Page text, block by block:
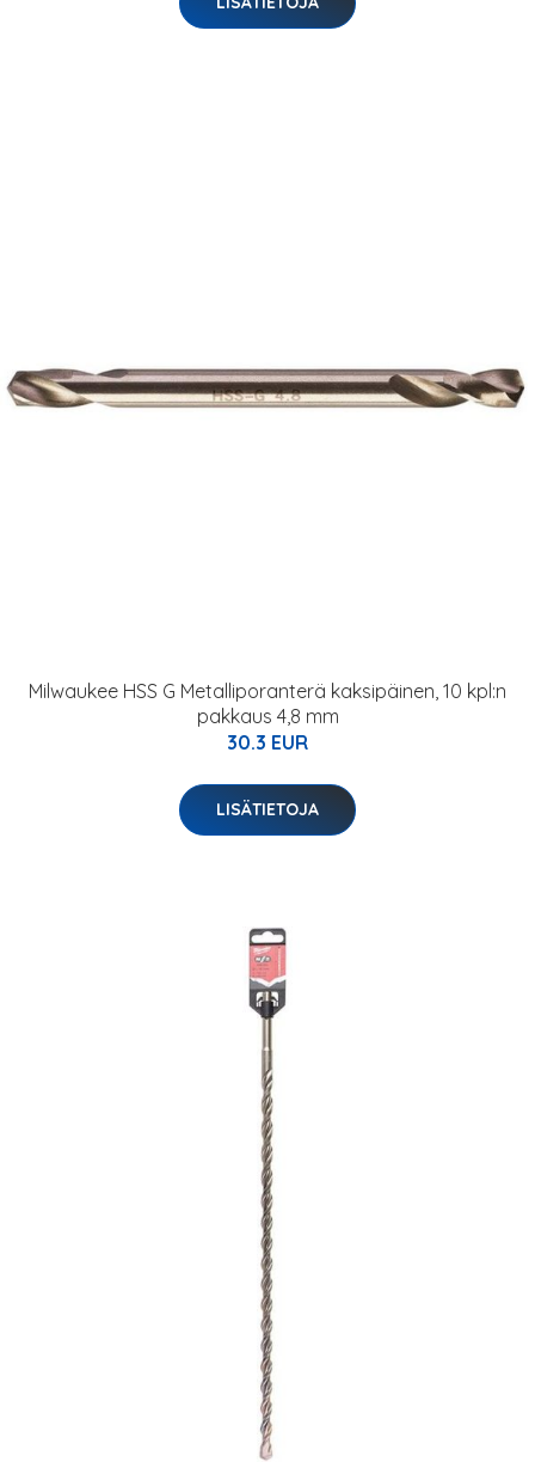
Milwaukee HSS G Metalliporanterä kaksipäinen, 10 kpl:n
pakkaus 4,8 mm
30.3 EUR
LISÄTIETOJA